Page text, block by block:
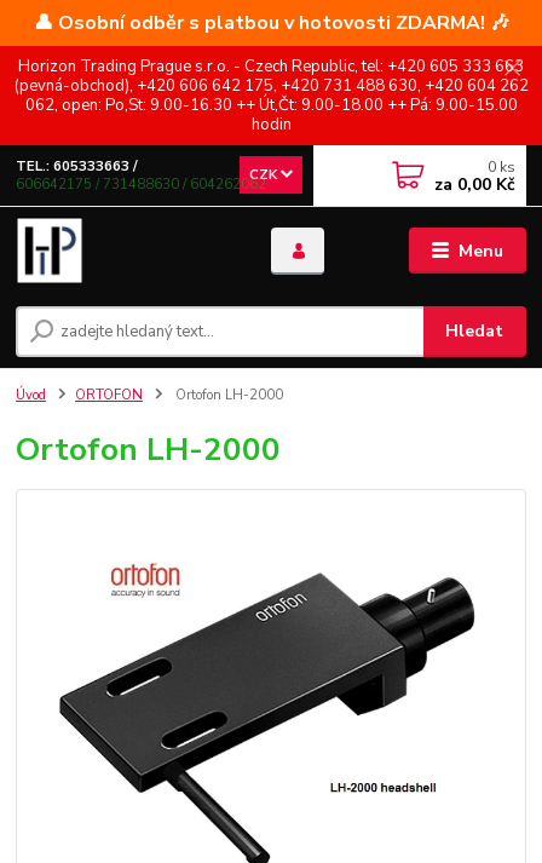
👤 Osobní odběr s platbou v hotovosti ZDARMA! 🎶
Horizon Trading Prague s.r.o. - Czech Republic, tel: +420 605 333 663
(pevná-obchod), +420 606 642 175, +420 731 488 630, +420 604 262
062, open: Po,St: 9.00-16.30 ++ Út,Čt: 9.00-18.00 ++ Pá: 9.00-15.00
hodin
Menu
CZK
Hledat
TEL.: 605333663 /
606642175 / 731488630 / 604262062
0 ks
za 0,00 Kč
Úvod ORTOFON Ortofon LH-2000
Ortofon LH-2000